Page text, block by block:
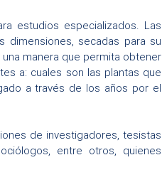
estudios especializados. Las
dimensiones, secadas para su
manera que permita obtener
a: cuales son las plantas que
a través de los años por el
de investigadores, tesistas
entre otros, quienes